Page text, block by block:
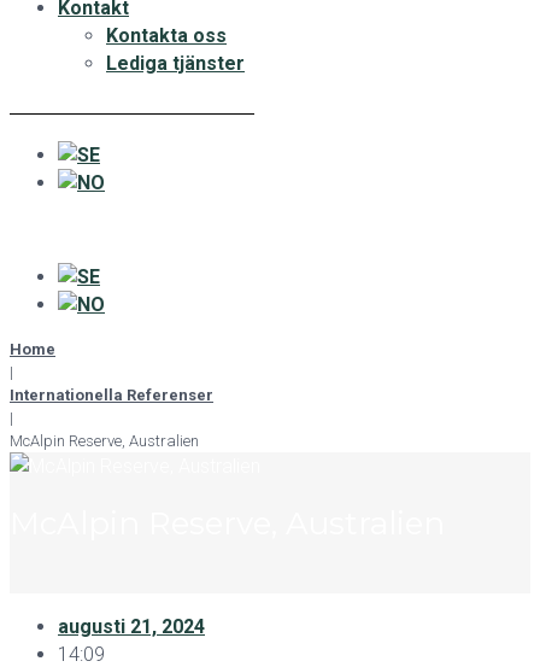
Kontakt
Kontakta oss
Lediga tjänster
Home
|
Internationella Referenser
|
McAlpin Reserve, Australien
augusti 21, 2024
14:09